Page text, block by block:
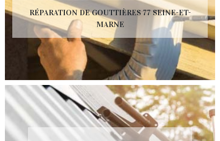
RÉPARATION DE GOUTTIÈRES 77 SEINE-ET-
MARNE